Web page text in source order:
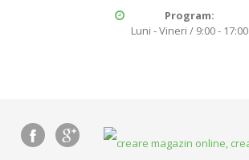
Program:
Luni - Vineri / 9:00 - 17:00